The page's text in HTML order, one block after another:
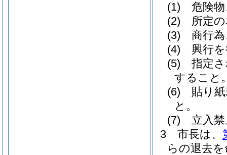
(1)
危険
(2)
所定
(3)
商行
(4)
興行
(5)
指定
すること
(6)
貼り
と。
(7)
立入
3
市長は、
らの退去